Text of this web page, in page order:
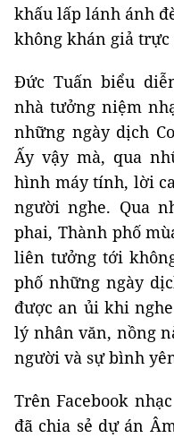
khấu lấp lánh ánh
không khán giả
Đức Tuấn biểu
nhà tưởng niệm
những ngày dịch
Ấy vậy mà, qua
hình máy tính, lời
người nghe. Qua
phai, Thành phố
liên tưởng tới
phố những ngày
được an ủi khi
lý nhân văn, nồng
người và sự bình
Trên Facebook
đã chia sẻ dự án